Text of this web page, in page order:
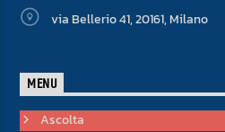
via Bellerio 41, 20161, Milano
MENU
Ascolta